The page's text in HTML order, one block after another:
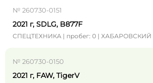
№ 260730-0151
2021 г, SDLG, B877F
СПЕЦТЕХНИКА | пробег: 0 | ХАБАРОВСКИЙ
№ 260730-0150
2021 г, FAW, TigerV